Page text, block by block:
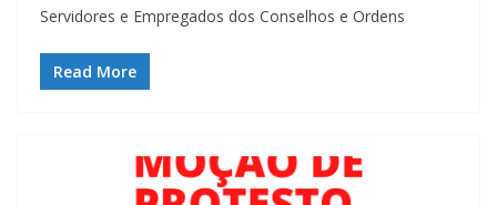
Servidores e Empregados dos Conselhos e Ordens
Read More